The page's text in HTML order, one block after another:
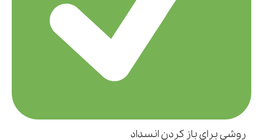
روشی برای باز کردن انسداد